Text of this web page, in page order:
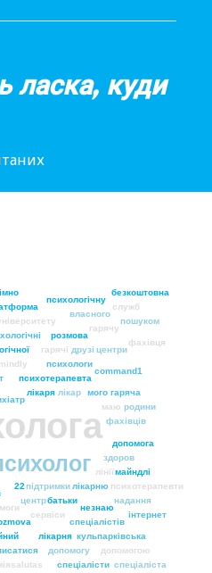
ласка, куди
лікаря
психотерапевта
підтримки
mindly
лікар
психологи
батьки
центр
лікарню
гарячі друзі
мого
незнаю
сервіси
спеціалістів
лінії
розмова
центри
command1
гарячу
здоров
кульпарківська
лікарня
фахівців
власного
гаряча
допомога
допомогою
допомогу
майндлі
маю
надання
пошуком
психологічну
психотерапевти
родини
служб
спеціаліста
спеціалісти
фахівця
інтернет
22
salutas
безкоштовна